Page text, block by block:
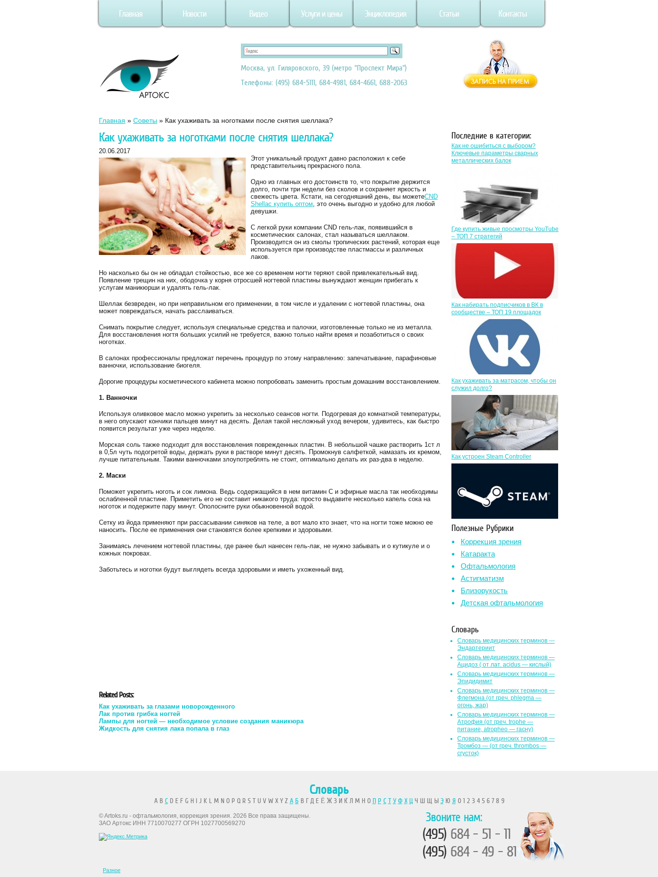
Главная Новости Видео Услуги и цены Энциклопедия Статьи Контакты
Москва, ул. Гиляровского, 39 (метро "Проспект Мира")
Телефоны: (495) 684-5111, 684-4981, 684-4661, 688-2063
Главная » Советы » Как ухаживать за ноготками после снятия шеллака?
Как ухаживать за ноготками после снятия шеллака?
20.06.2017
Этот уникальный продукт давно расположил к себе
представительниц прекрасного пола.
Одно из главных его достоинств то, что покрытие держится
долго, почти три недели без сколов и сохраняет яркость и
свежесть цвета. Кстати, на сегодняшний день, вы можетеCND
Shellac купить оптом, это очень выгодно и удобно для любой
девушки.
С легкой руки компании CND гель-лак, появившийся в
косметических салонах, стал называться шеллаком.
Производится он из смолы тропических растений, которая еще
используется при производстве пластмассы и различных
лаков.
Но насколько бы он не обладал стойкостью, все же со временем ногти теряют свой привлекательный вид.
Появление трещин на них, ободочка у корня отросшей ногтевой пластины вынуждают женщин прибегать к
услугам маникюрши и удалять гель-лак.
Шеллак безвреден, но при неправильном его применении, в том числе и удалении с ногтевой пластины, она
может повреждаться, начать расслаиваться.
Снимать покрытие следует, используя специальные средства и палочки, изготовленные только не из металла.
Для восстановления ногтя больших усилий не требуется, важно только найти время и позаботиться о своих
ноготках.
В салонах профессионалы предложат перечень процедур по этому направлению: запечатывание, парафиновые
ванночки, использование биогеля.
Дорогие процедуры косметического кабинета можно попробовать заменить простым домашним восстановлением.
1. Ванночки
Используя оливковое масло можно укрепить за несколько сеансов ногти. Подогревая до комнатной температуры,
в него опускают кончики пальцев минут на десять. Делая такой несложный уход вечером, удивитесь, как быстро
появится результат уже через неделю.
Морская соль также подходит для восстановления поврежденных пластин. В небольшой чашке растворить 1ст л
в 0,5л чуть подогретой воды, держать руки в растворе минут десять. Промокнув салфеткой, намазать их кремом,
лучше питательным. Такими ванночками злоупотреблять не стоит, оптимально делать их раз-два в неделю.
2. Маски
Поможет укрепить ноготь и сок лимона. Ведь содержащийся в нем витамин С и эфирные масла так необходимы
ослабленной пластине. Приметить его не составит никакого труда: просто выдавите несколько капель сока на
ноготок и подержите пару минут. Ополосните руки обыкновенной водой.
Сетку из йода применяют при рассасывании синяков на теле, а вот мало кто знает, что на ногти тоже можно ее
наносить. После ее применения они становятся более крепкими и здоровыми.
Занимаясь лечением ногтевой пластины, где ранее был нанесен гель-лак, не нужно забывать и о кутикуле и о
кожных покровах.
Заботьтесь и ноготки будут выглядеть всегда здоровыми и иметь ухоженный вид.
Related Posts:
Как ухаживать за глазами новорожденного
Лак против грибка ногтей
Лампы для ногтей — необходимое условие создания маникюра
Жидкость для снятия лака попала в глаз
Последние в категории:
Как не ошибиться с выбором?
Ключевые параметры сварных
металлических балок
Где купить живые просмотры YouTube
– ТОП 7 стратегий
Как набирать подписчиков в ВК в
сообществе – ТОП 19 площадок
Как ухаживать за матрасом, чтобы он
служил долго?
Как устроен Steam Controller
Полезные Рубрики
Коррекция зрения
Катаракта
Офтальмология
Астигматизм
Близорукость
Детская офтальмология
Словарь
Словарь медицинских терминов —
Эндартериит
Словарь медицинских терминов —
Ацидоз ( от лат. асidus — кислый)
Словарь медицинских терминов —
Эпидидимит
Словарь медицинских терминов —
Флегмона (от гpeч. phlegma —
огонь, жар)
Словарь медицинских терминов —
Атрофия (от греч. trophe —
питание, atropheo — гасну)
Словарь медицинских терминов —
Тромбоз — (от греч. thrombos —
сгусток)
Словарь
A B CD E F G H I J K L M N O P Q R S T U V W X Y Z А БВ Г Д Е Ё Ж З И К Л М Н О П Р С Т У Ф Х ЦЧ Ш Щ Ы ЭЮ Я 0 1 2 3 4 5 6 7 8 9
© Artoks.ru - офтальмология, коррекция зрения. 2026 Все права защищены.
ЗАО Артокс ИНН 7710070277 ОГРН 1027700569270
Звоните нам:
(495) 684 - 51 - 11
(495) 684 - 49 - 81
Разное